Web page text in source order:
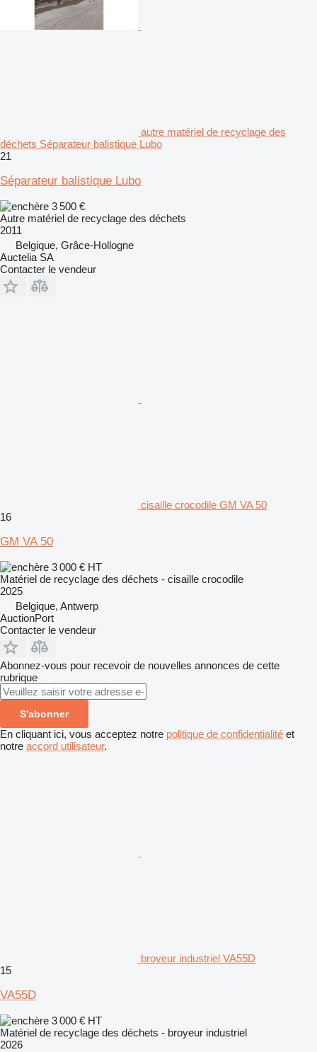
autre matériel de recyclage des
déchets Séparateur balistique Lubo
21
Séparateur balistique Lubo
3 500 €
Autre matériel de recyclage des déchets
2011
Belgique, Grâce-Hollogne
Auctelia SA
Contacter le vendeur
cisaille crocodile GM VA 50
16
GM VA 50
3 000 € HT
Matériel de recyclage des déchets - cisaille crocodile
2025
Belgique, Antwerp
AuctionPort
Contacter le vendeur
Abonnez-vous pour recevoir de nouvelles annonces de cette
rubrique
S'abonner
En cliquant ici, vous acceptez notre politique de confidentialité et
notre accord utilisateur.
broyeur industriel VA55D
15
VA55D
3 000 € HT
Matériel de recyclage des déchets - broyeur industriel
2026